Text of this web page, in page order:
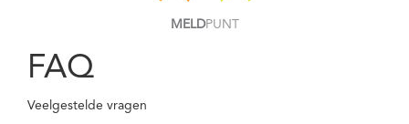
MELDPUNT
FAQ
Veelgestelde vragen